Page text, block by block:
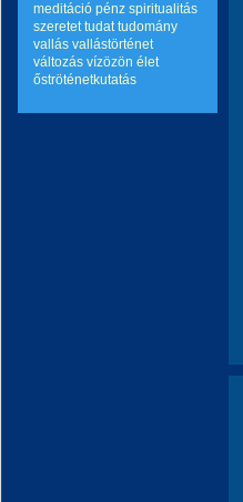
meditáció pénz spiritualitás
szeretet tudat tudomány
vallás vallástörténet
változás vízözön élet
őströténetkutatás